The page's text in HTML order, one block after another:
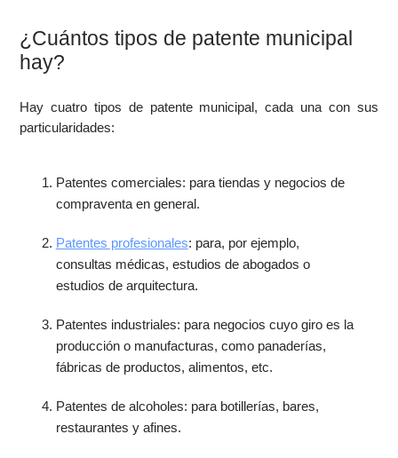
¿Cuántos tipos de patente municipal
hay?
Hay cuatro tipos de patente municipal, cada una con sus
particularidades:
Patentes comerciales: para tiendas y negocios de
compraventa en general.
Patentes profesionales: para, por ejemplo,
consultas médicas, estudios de abogados o
estudios de arquitectura.
Patentes industriales: para negocios cuyo giro es la
producción o manufacturas, como panaderías,
fábricas de productos, alimentos, etc.
Patentes de alcoholes: para botillerías, bares,
restaurantes y afines.